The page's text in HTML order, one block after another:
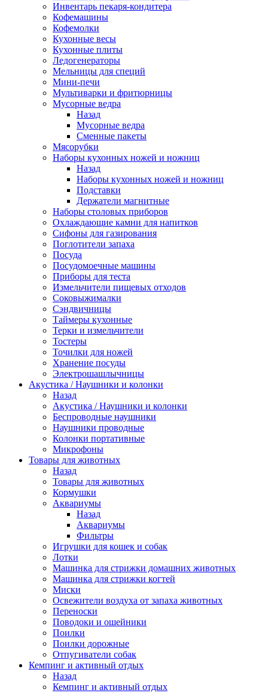
Инвентарь пекаря-кондитера
Кофемашины
Кофемолки
Кухонные весы
Кухонные плиты
Ледогенераторы
Мельницы для специй
Мини-печи
Мультиварки и фритюрницы
Мусорные ведра
Назад
Мусорные ведра
Сменные пакеты
Мясорубки
Наборы кухонных ножей и ножниц
Назад
Наборы кухонных ножей и ножниц
Подставки
Держатели магнитные
Наборы столовых приборов
Охлаждающие камни для напитков
Сифоны для газирования
Поглотители запаха
Посуда
Посудомоечные машины
Приборы для теста
Измельчители пищевых отходов
Cоковыжималки
Сэндвичницы
Таймеры кухонные
Терки и измельчители
Тостеры
Точилки для ножей
Хранение посуды
Электрошашлычницы
Акустика / Наушники и колонки
Назад
Акустика / Наушники и колонки
Беспроводные наушники
Наушники проводные
Колонки портативные
Микрофоны
Товары для животных
Назад
Товары для животных
Кормушки
Аквариумы
Назад
Аквариумы
Фильтры
Игрушки для кошек и собак
Лотки
Машинка для стрижки домашних животных
Машинка для стрижки когтей
Миски
Освежители воздуха от запаха животных
Переноски
Поводоки и ошейники
Поилки
Поилки дорожные
Отпугиватели собак
Кемпинг и активный отдых
Назад
Кемпинг и активный отдых